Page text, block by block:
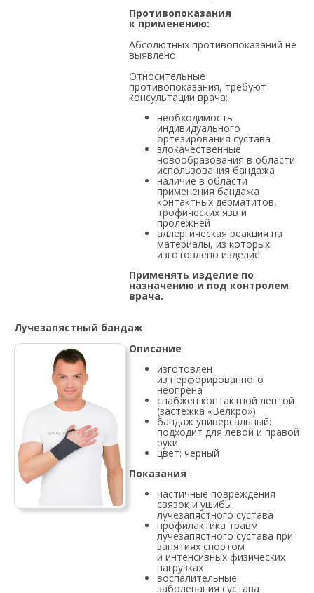
Противопоказания
к применению:
Абсолютных противопоказаний не
выявлено.
Относительные
противопоказания, требуют
консультации врача:
необходимость
индивидуального
ортезирования сустава
злокачественные
новообразования в области
использования бандажа
наличие в области
применения бандажа
контактных дерматитов,
трофических язв и
пролежней
аллергическая реакция на
материалы, из которых
изготовлено изделие
Применять изделие по
назначению и под контролем
врача.
Лучезапястный бандаж
Описание
изготовлен
из перфорированного
неопрена
снабжен контактной лентой
(застежка «Велкро»)
бандаж универсальный:
подходит для левой и правой
руки
цвет: черный
Показания
частичные повреждения
связок и ушибы
лучезапястного сустава
профилактика травм
лучезапястного сустава при
занятиях спортом
и интенсивных физических
нагрузках
воспалительные
заболевания сустава